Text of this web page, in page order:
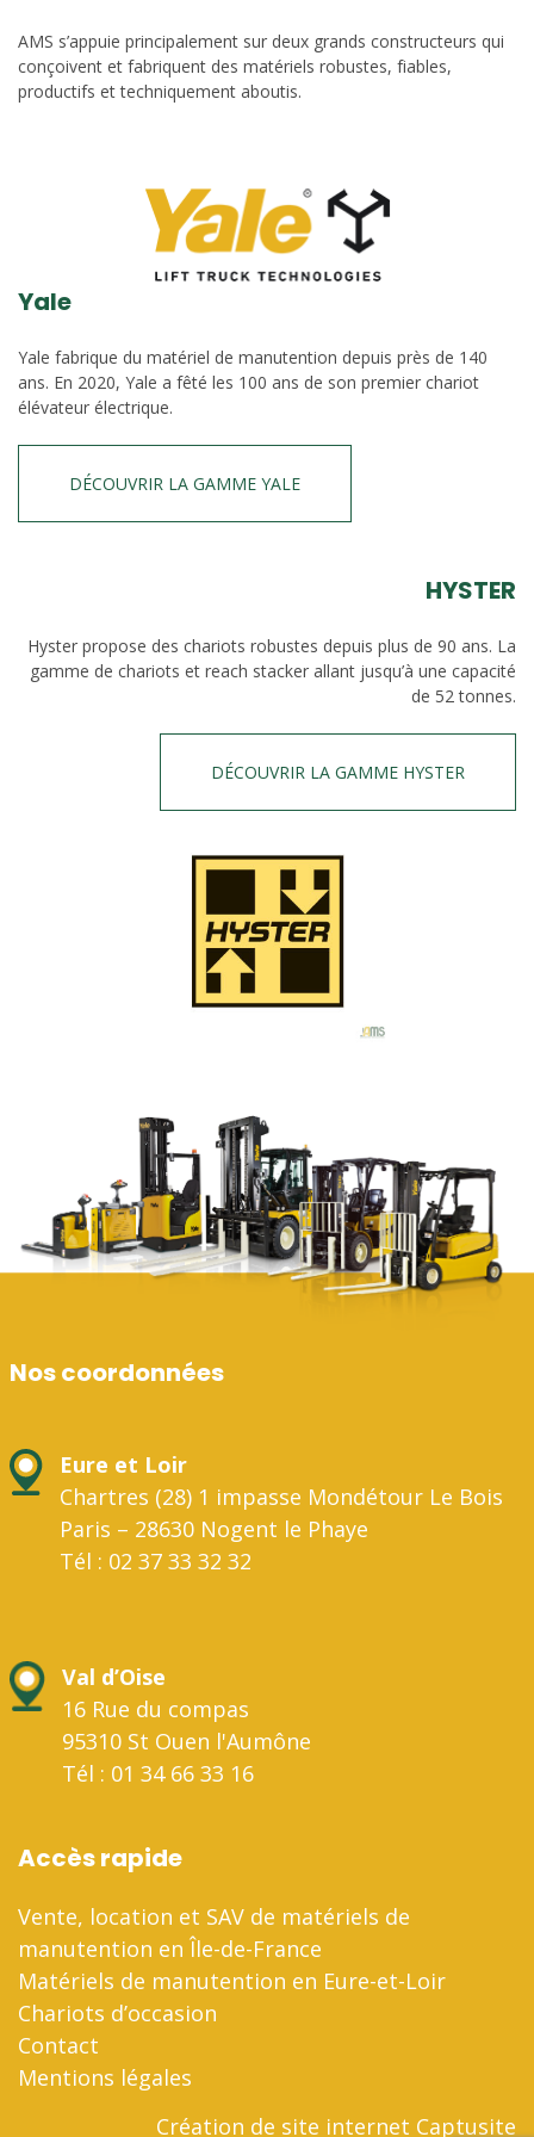
AMS s’appuie principalement sur deux grands constructeurs qui
conçoivent et fabriquent des matériels robustes, fiables,
productifs et techniquement aboutis.
Yale
Yale fabrique du matériel de manutention depuis près de 140
ans. En 2020, Yale a fêté les 100 ans de son premier chariot
élévateur électrique.
DÉCOUVRIR LA GAMME YALE
HYSTER
Hyster propose des chariots robustes depuis plus de 90 ans. La
gamme de chariots et reach stacker allant jusqu’à une capacité
de 52 tonnes.
DÉCOUVRIR LA GAMME HYSTER
Nos coordonnées
Eure et Loir
Chartres (28) 1 impasse Mondétour Le Bois
Paris – 28630 Nogent le Phaye
Tél : 02 37 33 32 32
Val d’Oise
16 Rue du compas
95310 St Ouen l'Aumône
Tél : 01 34 66 33 16
Accès rapide
Vente, location et SAV de matériels de
manutention en Île-de-France
Matériels de manutention en Eure-et-Loir
Chariots d’occasion
Contact
Mentions légales
Création de site internet Captusite